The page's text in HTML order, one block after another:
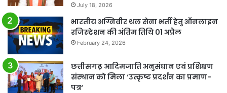
July 18, 2026
भारतीय अग्निवीर थल सेना भर्ती हेतु ऑनलाइन
रजिस्ट्रेशन की अंतिम तिथि 01 अप्रैल
February 24, 2026
छत्तीसगढ़ आदिमजाति अनुसंधान एवं प्रशिक्षण
संस्थान को मिला ‘उत्कृष्ट प्रदर्शन का प्रमाण-
पत्र‘